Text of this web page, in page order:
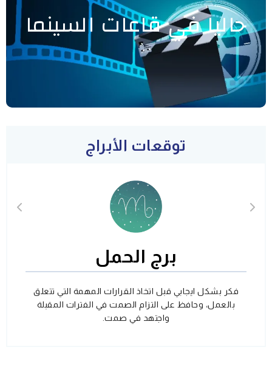
حاليا في قاعات السينما
توقعات الأبراج
برج الحمل
فكر بشكل ايجابي قبل اتخاذ القرارات المهمة التي تتعلق
بالعمل، وحافظ على التزام الصمت في الفترات المقبلة
واجتهد في صمت.